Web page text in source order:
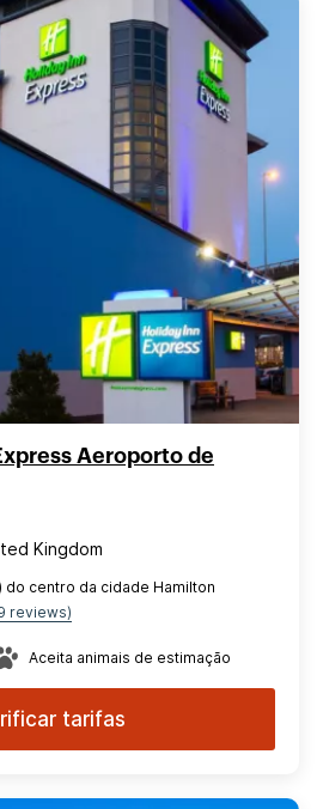
Aeroporto de
Kingdom
do centro da cidade Hamilton
reviews)
Aceita animais de estimação
tarifas